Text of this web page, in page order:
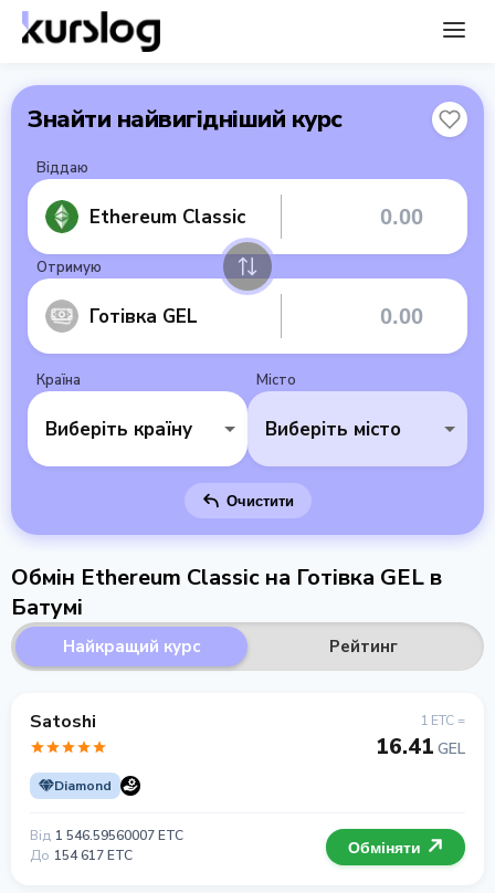
Знайти найвигідніший курс
Віддаю
Ethereum Classic
Отримую
Готівка GEL
Країна
Виберіть країну
Місто
Виберіть місто
Очистити
Обмін Ethereum Classic на Готівка GEL в
Батумі
Найкращий курс Рейтинг
Satoshi
Diamond
1 ETC =
16.41 GEL
Від 1 546.59560007 ETC
До 154 617 ETC Обміняти